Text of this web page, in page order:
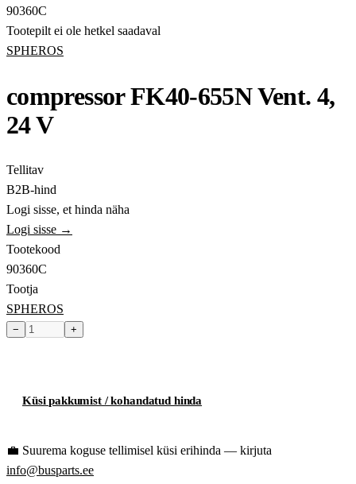
90360C
Tootepilt ei ole hetkel saadaval
SPHEROS
compressor FK40-655N Vent. 4,
24 V
Tellitav
B2B-hind
Logi sisse, et hinda näha
Logi sisse →
Tootekood
90360C
Tootja
SPHEROS
− +
Küsi pakkumist / kohandatud hinda
💼 Suurema koguse tellimisel küsi erihinda — kirjuta
info@busparts.ee